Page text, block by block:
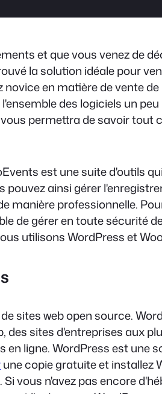
et que vous venez de
la solution idéale pour
en matière de vente de
des logiciels un
permettra de savoir tout
est une suite d'outils
pouvez ainsi gérer
manière professionnelle.
de gérer en toute sécurité
utilisons WordPress et
sites web open source.
des sites d'entreprises aux
en ligne. WordPress est une
une copie gratuite et installez
. Si vous n'avez pas encore